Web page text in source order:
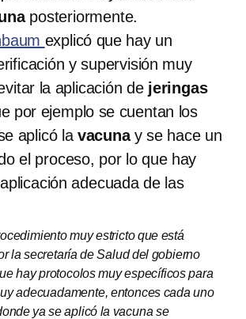
posteriormente.
explicó que hay un
y supervisión muy
la aplicación de jeringas
por ejemplo se cuentan los
aplicó la vacunay se hace un
el proceso, por lo que hay
adecuada de las
muy estricto que está
la secretaría de Salud del gobierno
hay protocolos muy específicos para
adecuadamente, entonces cada uno
ya se aplicó la vacuna se